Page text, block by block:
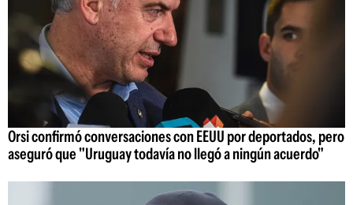
Orsi confirmó conversaciones con EEUU por deportados, pero
aseguró que "Uruguay todavía no llegó a ningún acuerdo"